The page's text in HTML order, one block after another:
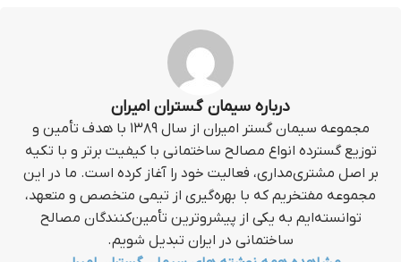
درباره سیمان گستران امیران
مجموعه سیمان گستر امیران از سال ۱۳۸۹ با هدف تأمین و
توزیع گسترده انواع مصالح ساختمانی با کیفیت برتر و با تکیه
بر اصل مشتری‌مداری، فعالیت خود را آغاز کرده است. ما در این
مجموعه مفتخریم که با بهره‌گیری از تیمی متخصص و متعهد،
توانسته‌ایم به یکی از پیشروترین تأمین‌کنندگان مصالح
ساختمانی در ایران تبدیل شویم.